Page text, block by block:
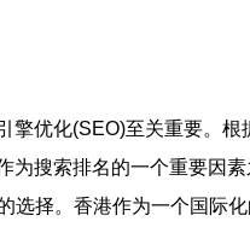
擎优化(SEO)至关重要。
搜索排名的一个重要因
选择。香港作为一个国际